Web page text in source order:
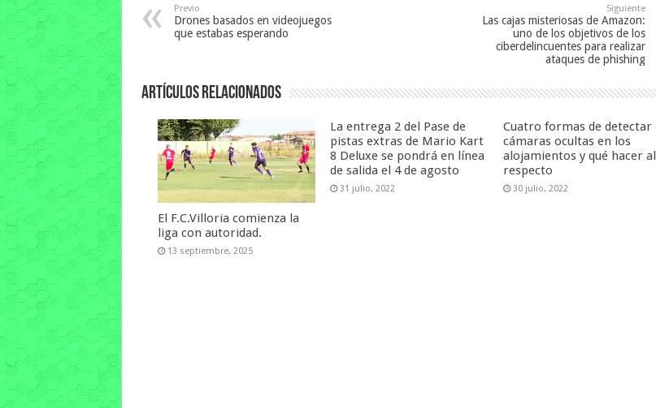
Previo
Drones basados en videojuegos
que estabas esperando
Siguiente
Las cajas misteriosas de Amazon:
uno de los objetivos de los
ciberdelincuentes para realizar
ataques de phishing
Artículos relacionados
El F.C.Villoria comienza la
liga con autoridad.
13 septiembre, 2025
La entrega 2 del Pase de
pistas extras de Mario Kart
8 Deluxe se pondrá en línea
de salida el 4 de agosto
31 julio, 2022
Cuatro formas de detectar
cámaras ocultas en los
alojamientos y qué hacer al
respecto
30 julio, 2022